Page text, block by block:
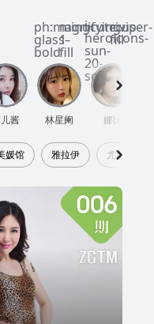
ph:magnifying-
glass-
bold
mingcute:vip-
1-
fill
i-
heroicons-
sun-
20-
solid
ri:user-
fill
酱 林星阑 娜比
媛馆 雅拉伊 尤美